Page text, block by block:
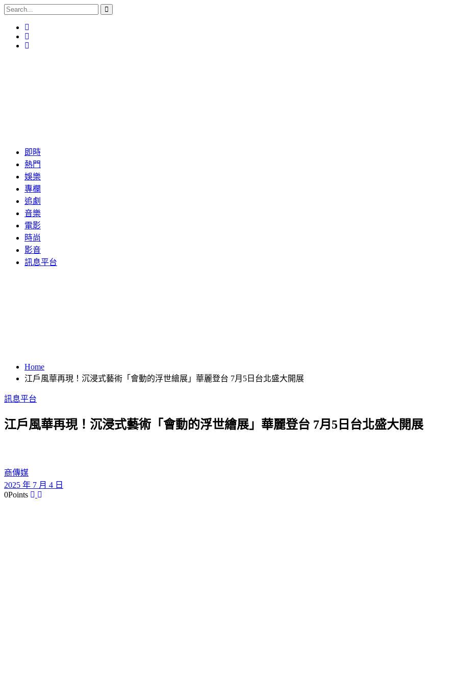
即時
熱門
娛樂
專欄
追劇
音樂
電影
時尚
影音
訊息平台
Home
江戶風華再現！沉浸式藝術「會動的浮世繪展」華麗登台 7月5日台北盛大開展
訊息平台
江戶風華再現！沉浸式藝術「會動的浮世繪展」華麗登台 7月5日台北盛大開展
商傳媒
2025 年 7 月 4 日
0Points